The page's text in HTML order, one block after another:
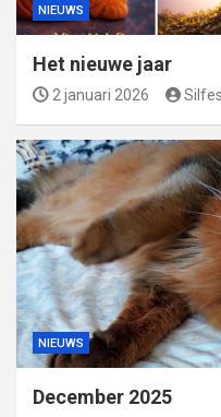
NIEUWS
Het nieuwe jaar
2 januari 2026
NIEUWS
December 2025